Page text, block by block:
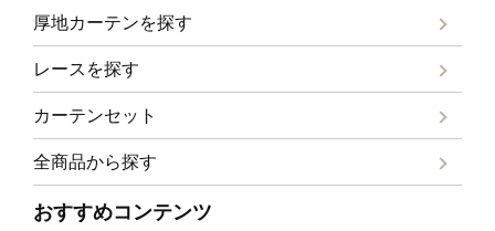
厚地カーテンを探す
レースを探す
カーテンセット
全商品から探す
おすすめコンテンツ